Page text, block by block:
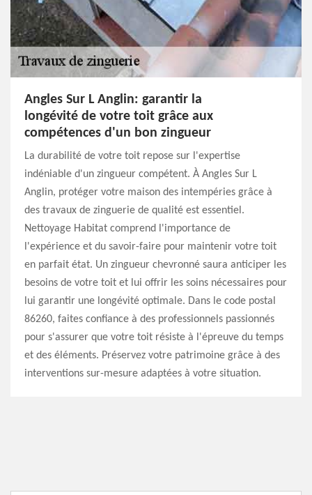
Angles Sur L Anglin: garantir la
longévité de votre toit grâce aux
compétences d'un bon zingueur
La durabilité de votre toit repose sur l'expertise
indéniable d'un zingueur compétent. À Angles Sur L
Anglin, protéger votre maison des intempéries grâce à
des travaux de zinguerie de qualité est essentiel.
Nettoyage Habitat comprend l'importance de
l'expérience et du savoir-faire pour maintenir votre toit
en parfait état. Un zingueur chevronné saura anticiper les
besoins de votre toit et lui offrir les soins nécessaires pour
lui garantir une longévité optimale. Dans le code postal
86260, faites confiance à des professionnels passionnés
pour s'assurer que votre toit résiste à l'épreuve du temps
et des éléments. Préservez votre patrimoine grâce à des
interventions sur-mesure adaptées à votre situation.